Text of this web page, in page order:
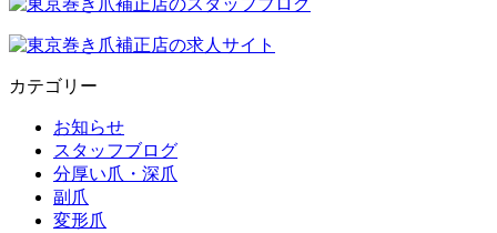
カテゴリー
お知らせ
スタッフブログ
分厚い爪・深爪
副爪
変形爪